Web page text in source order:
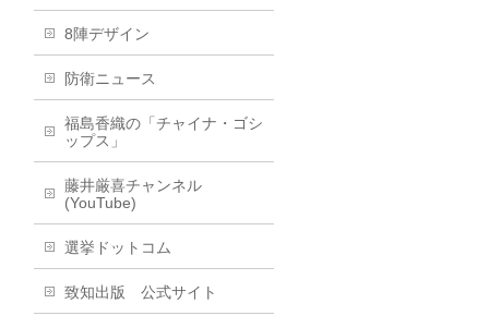
8陣デザイン
防衛ニュース
福島香織の「チャイナ・ゴシ
ップス」
藤井厳喜チャンネル
(YouTube)
選挙ドットコム
致知出版 公式サイト